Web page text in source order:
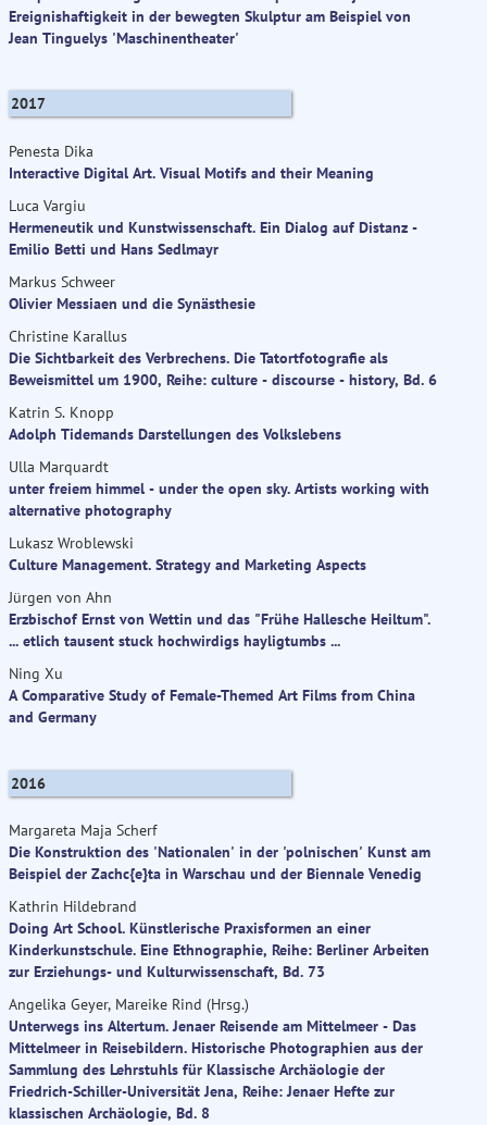
Ereignishaftigkeit in der bewegten Skulptur am Beispiel von
Jean Tinguelys 'Maschinentheater'
2017
Penesta Dika
Interactive Digital Art. Visual Motifs and their Meaning
Luca Vargiu
Hermeneutik und Kunstwissenschaft. Ein Dialog auf Distanz -
Emilio Betti und Hans Sedlmayr
Markus Schweer
Olivier Messiaen und die Synästhesie
Christine Karallus
Die Sichtbarkeit des Verbrechens. Die Tatortfotografie als
Beweismittel um 1900, Reihe: culture - discourse - history, Bd. 6
Katrin S. Knopp
Adolph Tidemands Darstellungen des Volkslebens
Ulla Marquardt
unter freiem himmel - under the open sky. Artists working with
alternative photography
Lukasz Wroblewski
Culture Management. Strategy and Marketing Aspects
Jürgen von Ahn
Erzbischof Ernst von Wettin und das "Frühe Hallesche Heiltum".
... etlich tausent stuck hochwirdigs hayligtumbs ...
Ning Xu
A Comparative Study of Female-Themed Art Films from China
and Germany
2016
Margareta Maja Scherf
Die Konstruktion des 'Nationalen' in der 'polnischen' Kunst am
Beispiel der Zachc{e}ta in Warschau und der Biennale Venedig
Kathrin Hildebrand
Doing Art School. Künstlerische Praxisformen an einer
Kinderkunstschule. Eine Ethnographie, Reihe: Berliner Arbeiten
zur Erziehungs- und Kulturwissenschaft, Bd. 73
Angelika Geyer, Mareike Rind (Hrsg.)
Unterwegs ins Altertum. Jenaer Reisende am Mittelmeer - Das
Mittelmeer in Reisebildern. Historische Photographien aus der
Sammlung des Lehrstuhls für Klassische Archäologie der
Friedrich-Schiller-Universität Jena, Reihe: Jenaer Hefte zur
klassischen Archäologie, Bd. 8